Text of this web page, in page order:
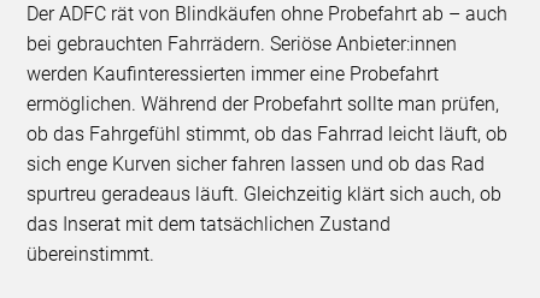
Der ADFC rät von Blindkäufen ohne Probefahrt ab – auch
bei gebrauchten Fahrrädern. Seriöse Anbieter:innen
werden Kaufinteressierten immer eine Probefahrt
ermöglichen. Während der Probefahrt sollte man prüfen,
ob das Fahrgefühl stimmt, ob das Fahrrad leicht läuft, ob
sich enge Kurven sicher fahren lassen und ob das Rad
spurtreu geradeaus läuft. Gleichzeitig klärt sich auch, ob
das Inserat mit dem tatsächlichen Zustand
übereinstimmt.